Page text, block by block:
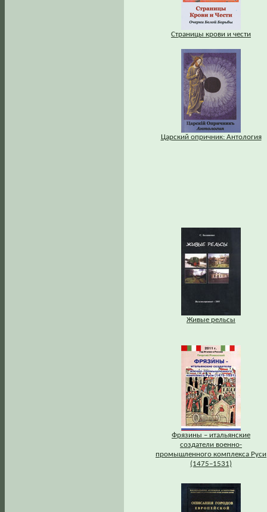
Страницы крови и чести
Царский опричник: Антология
Живые рельсы
Фрязины – итальянские
создатели военно-
промышленного комплекса Руси
(1475–1531)